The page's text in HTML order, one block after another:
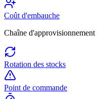
Coût d'embauche
Chaîne d'approvisionnement
Rotation des stocks
Point de commande